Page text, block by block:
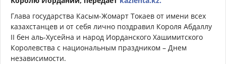
Глава государства Касым-Жомарт Токаев от имени всех
казахстанцев и от себя лично поздравил Короля Абдаллу
II бен аль-Хусейна и народ Иорданского Хашимитского
Королевства с национальным праздником – Днем
независимости.